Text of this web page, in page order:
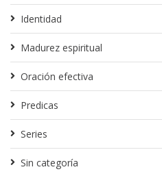
Identidad
Madurez espiritual
Oración efectiva
Predicas
Series
Sin categoría